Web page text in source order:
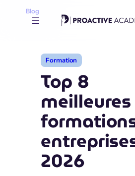
Blog
Formation
Top 8
meilleures
2026